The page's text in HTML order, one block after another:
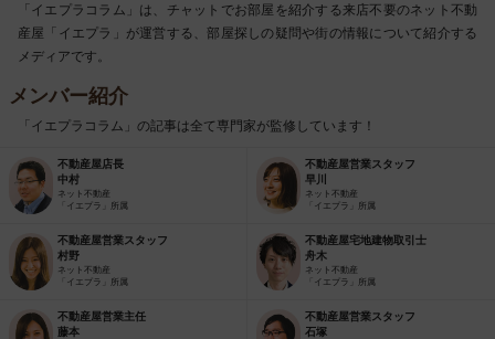
「イエプラコラム」は、チャットでお部屋を紹介する来店不要のネット不動
産屋「イエプラ」が運営する、部屋探しの疑問や街の情報について紹介する
メディアです。
メンバー紹介
「イエプラコラム」の記事は全て専門家が監修しています！
不動産屋店長
中村
ネット不動産
「イエプラ」所属
不動産屋営業スタッフ
早川
ネット不動産
「イエプラ」所属
不動産屋営業スタッフ
村野
ネット不動産
「イエプラ」所属
不動産屋宅地建物取引士
舟木
ネット不動産
「イエプラ」所属
不動産屋営業主任
藤本
不動産屋営業スタッフ
石塚